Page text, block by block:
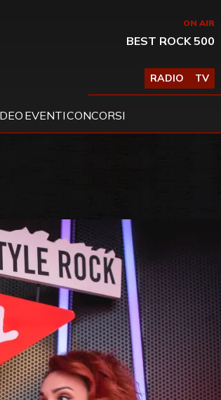
ON AIR
BEST ROCK 500
RADIO TV
EVENTICONCORSI